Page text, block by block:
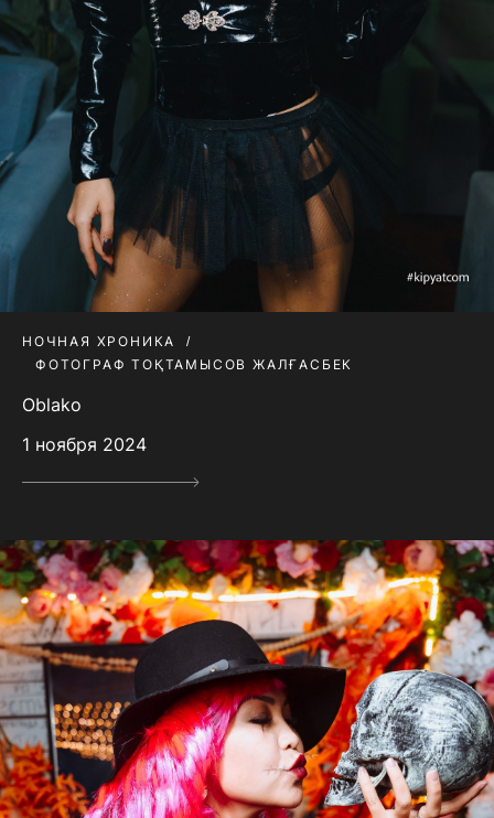
НОЧНАЯ ХРОНИКА
ФОТОГРАФ ТОҚТАМЫСОВ ЖАЛҒАСБЕК
Oblako
1 ноября 2024